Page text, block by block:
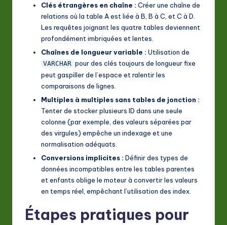
Clés étrangères en chaîne : Créer une chaîne de
relations où la table A est liée à B, B à C, et C à D.
Les requêtes joignant les quatre tables deviennent
profondément imbriquées et lentes.
Chaînes de longueur variable : Utilisation de
VARCHAR pour des clés toujours de longueur fixe
peut gaspiller de l’espace et ralentir les
comparaisons de lignes.
Multiples à multiples sans tables de jonction :
Tenter de stocker plusieurs ID dans une seule
colonne (par exemple, des valeurs séparées par
des virgules) empêche un indexage et une
normalisation adéquats.
Conversions implicites : Définir des types de
données incompatibles entre les tables parentes
et enfants oblige le moteur à convertir les valeurs
en temps réel, empêchant l’utilisation des index.
Étapes pratiques pour